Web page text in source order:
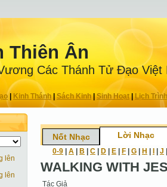
Thiên Ân
Các Thánh Tử Ðạo Việt
| Kinh Thánh Sách Kinh|Sinh Hoạt| Lịch Trình
lên
lên
Nốt Nhạc Lời Nhạc
0-9 A B C D E F G H J
WALKING WITH
Tác Giả